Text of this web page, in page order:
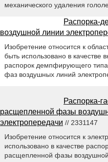
механического удаления
Распорка-
воздушной линии
Изобретение относится к
быть использовано в качестве
распорок демпфирующего
фаз воздушных линий
Распорка-
расщепленной фазы
электропередачи // 2331147
Изобретение относится к
использовано в качестве
расщепленной фазы